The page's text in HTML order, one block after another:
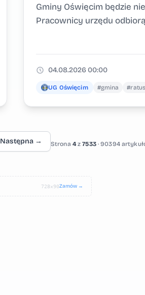
Gminy Oświęcim będzie
Pracownicy urzędu
04.08.2026 00:00
UG Oświęcim #gmina
Następna → Strona 4z7533· 90394
728×90Zamów →